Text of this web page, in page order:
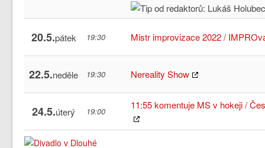
20.5.pátek 19:30 Mistr improvizace 2022 /
22.5.neděle 19:30 Nereality Show
24.5.úterý 19:00
11:55 komentuje MS v hokeji /